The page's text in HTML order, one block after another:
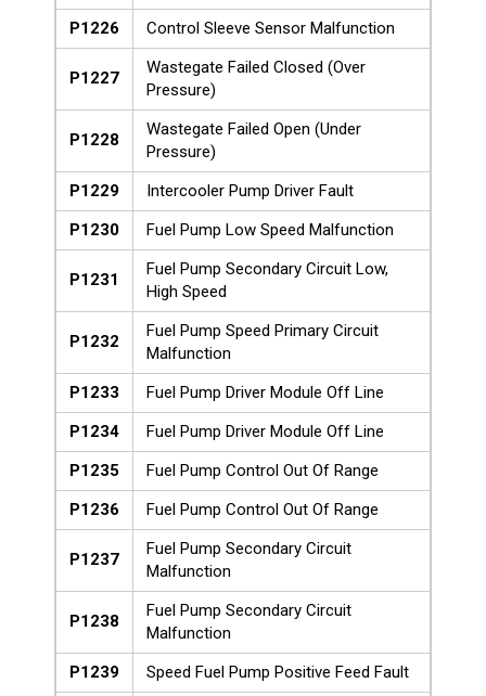
P1226
Control Sleeve Sensor Malfunction
P1227
Wastegate Failed Closed (Over
Pressure)
P1228
Wastegate Failed Open (Under
Pressure)
P1229
Intercooler Pump Driver Fault
P1230
Fuel Pump Low Speed Malfunction
P1231
Fuel Pump Secondary Circuit Low,
High Speed
P1232
Fuel Pump Speed Primary Circuit
Malfunction
P1233
Fuel Pump Driver Module Off Line
P1234
Fuel Pump Driver Module Off Line
P1235
Fuel Pump Control Out Of Range
P1236
Fuel Pump Control Out Of Range
P1237
Fuel Pump Secondary Circuit
Malfunction
P1238
Fuel Pump Secondary Circuit
Malfunction
P1239
Speed Fuel Pump Positive Feed Fault